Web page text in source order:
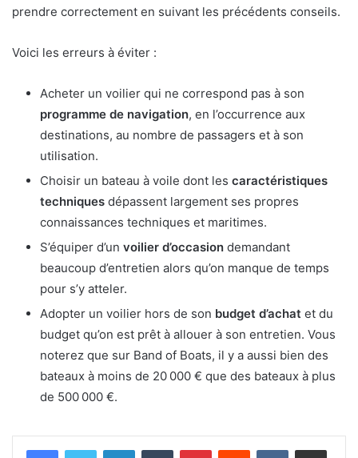
prendre correctement en suivant les précédents conseils.
Voici les erreurs à éviter :
Acheter un voilier qui ne correspond pas à son
programme de navigation, en l’occurrence aux
destinations, au nombre de passagers et à son
utilisation.
Choisir un bateau à voile dont les caractéristiques
techniques dépassent largement ses propres
connaissances techniques et maritimes.
S’équiper d’un voilier d’occasion demandant
beaucoup d’entretien alors qu’on manque de temps
pour s’y atteler.
Adopter un voilier hors de son budget d’achat et du
budget qu’on est prêt à allouer à son entretien. Vous
noterez que sur Band of Boats, il y a aussi bien des
bateaux à moins de 20 000 € que des bateaux à plus
de 500 000 €.
LinkedinTumblr PinterestReddit VKontaktePartager par email